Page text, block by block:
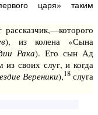
царя» таким
), из колена «Сына
Рака). Его сын Ад
своих слуг, и когда
Вереники),18слуга